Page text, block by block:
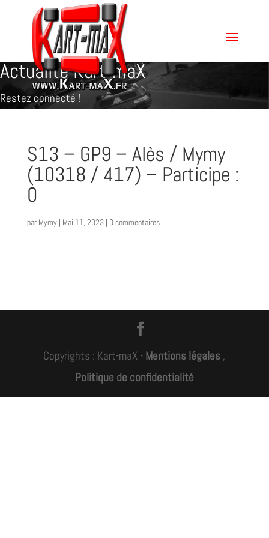
Actualité Kart-maX
Restez connecté !
S13 – GP9 – Alès / Mymy
(10318 / 417) – Participe :
0
par Mymy| Mai 11, 2023| 0 commentaires
Copyrights : Kart-maX - Mentions légales ,
Politique de confidentialité